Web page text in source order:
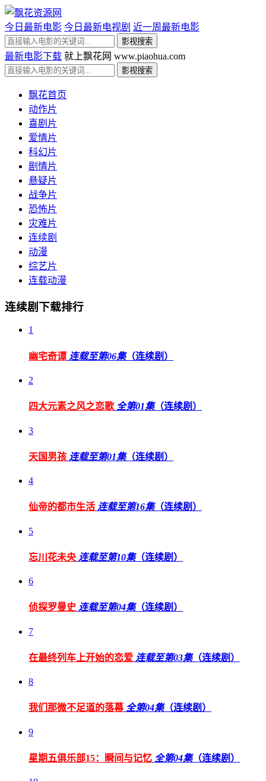
今日最新电影 今日最新电视剧 近一周最新电影
最新电影下载 就上飘花网 www.piaohua.com
飘花首页
动作片
喜剧片
爱情片
科幻片
剧情片
悬疑片
战争片
恐怖片
灾难片
连续剧
动漫
综艺片
连载动漫
连续剧下载排行
1
幽宅奇谭 连载至第06集（连续剧）
2
四大元素之风之恋歌 全第01集（连续剧）
3
天国男孩 连载至第01集（连续剧）
4
仙帝的都市生活 连载至第16集（连续剧）
5
忘川花未央 连载至第10集（连续剧）
6
侦探罗曼史 连载至第04集（连续剧）
7
在最终列车上开始的恋爱 连载至第03集（连续剧）
8
我们那微不足道的落幕全第04集（连续剧）
9
星期五俱乐部15：瞬间与记忆 全第04集（连续剧）